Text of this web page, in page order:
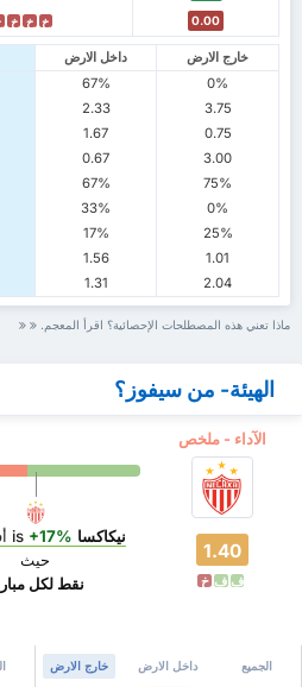
خ خ خ 0.00
داخل الارض
خارج الارض
67%
0%
2.33
3.75
1.67
0.75
0.67
3.00
67%
75%
33%
0%
17%
25%
1.56
1.01
1.31 2.04
ماذا تعني هذه المصطلحات الإحصائية؟ اقرأ المعجم.
الهيئة- من سيفوز؟
الآداء - ملخص
نيكاكسا +17%
حيث
نقط لكل
1.40
ف ف خ
الجميع داخل الارض خارج الارض